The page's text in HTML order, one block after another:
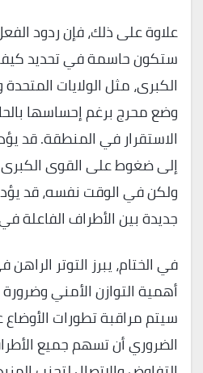
علاوة على ذلك، فإن ردود
ستكون حاسمة في تحديد
الكبرى، مثل الولايات
وضع محرج برغم إحساسها
الاستقرار في المنطقة. قد
إلى ضغوط على القوى الكبرى
ولكن في الوقت نفسه، قد
جديدة بين الأطراف الفاعلة
في الختام، يبرز التوتر
أهمية التوازن الأمني وضرورة
سيتم مراقبة تطورات
الضروري أن تسهم جميع